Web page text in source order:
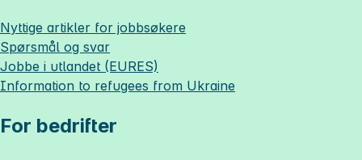
Nyttige artikler for jobbsøkere
Spørsmål og svar
Jobbe i utlandet (EURES)
Information to refugees from Ukraine
For bedrifter